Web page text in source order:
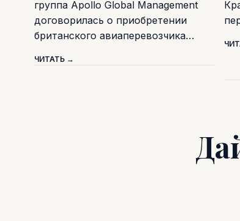
группа Apollo Global Management
договорилась о приобретении
британского авиаперевозчика…
ЧИТАТЬ →